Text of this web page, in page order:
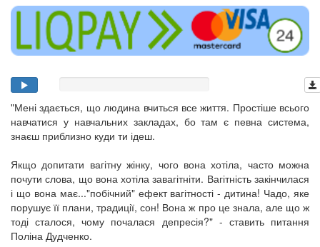
"Мені здається, що людина вчиться все життя. Простіше всього
навчатися у навчальних закладах, бо там є певна система,
знаєш приблизно куди ти ідеш.
Якщо допитати вагітну жінку, чого вона хотіла, часто можна
почути слова, що вона хотіла завагітніти. Вагітність закінчилася
і що вона має..."побічний" ефект вагітності - дитина! Чадо, яке
порушує її плани, традиції, сон! Вона ж про це знала, але що ж
тоді сталося, чому почалася депресія?" - ставить питання
Поліна Дудченко.